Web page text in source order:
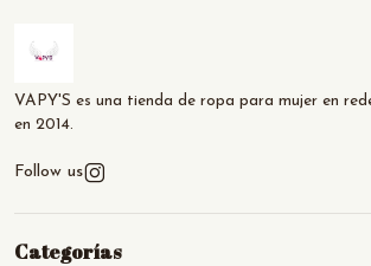
VAPY'S es una tienda de ropa para mujer en
en 2014.
Follow us
Categorías